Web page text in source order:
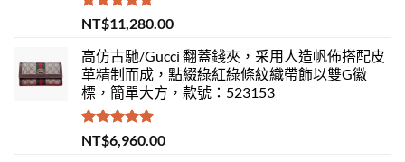
評分5.00
滿分 5
NT$11,280.00
高仿古馳/Gucci 翻蓋錢夾，采用人造帆佈搭配皮
革精制而成，點綴綠紅綠條紋織帶飾以雙G徽
標，簡單大方，款號：523153
評分 5.00
滿分 5
NT$6,960.00